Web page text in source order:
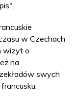
w Czechach
wizyt o
na
swych